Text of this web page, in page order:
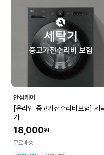
안심케어
[온라인 중고가전수리비보험] 세
기
18,000원
무료배송